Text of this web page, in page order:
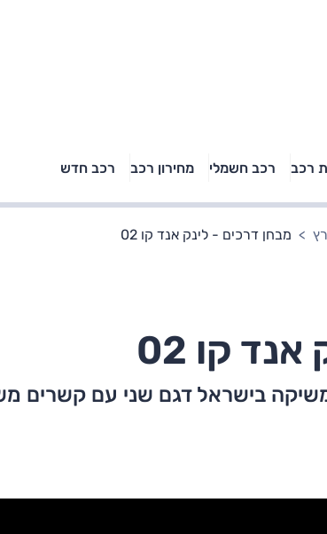
רכב רכב חשמלי מחירון רכב רכב חדש
טויוטה ראב 4, קיה
ספורטאז' לונג ויונדאי
הנייר ועל הכביש
מבחן דרכים - לינק אנד קו 02
קו 02
בישראל דגם שני עם קשרים